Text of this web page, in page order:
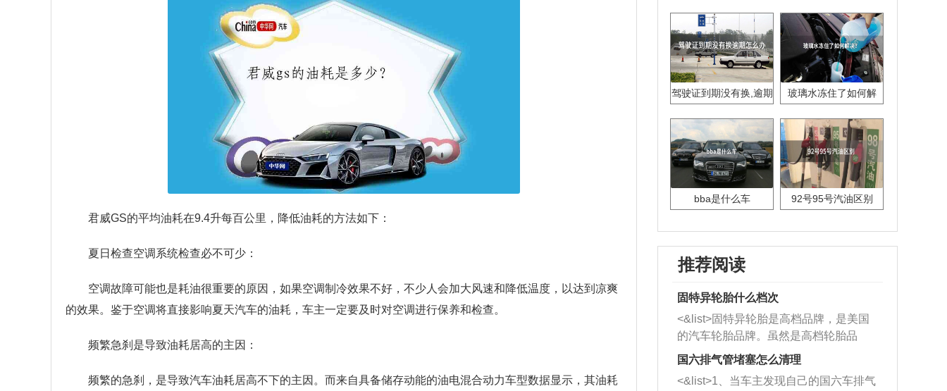
君威GS的平均油耗在9.4升每百公里，降低油耗的方法如下：
夏日检查空调系统检查必不可少：
空调故障可能也是耗油很重要的原因，如果空调制冷效果不好，不少人会加大风速和降低温度，以达到凉爽
的效果。鉴于空调将直接影响夏天汽车的油耗，车主一定要及时对空调进行保养和检查。
频繁急刹是导致油耗居高的主因：
频繁的急刹，是导致汽车油耗居高不下的主因。而来自具备储存动能的油电混合动力车型数据显示，其油耗
驾驶证到期没有换,逾期
玻璃水冻住了如何解
bba是什么车 92号95号汽油区别
推荐阅读
固特异轮胎什么档次
<&list>固特异轮胎是高档品牌，是美国
的汽车轮胎品牌。虽然是高档轮胎品
牌，但是中高低端的轮胎都有生产，这
也是为了更好的开拓市场。
国六排气管堵塞怎么清理
<&list>1、当车主发现自己的国六车排气